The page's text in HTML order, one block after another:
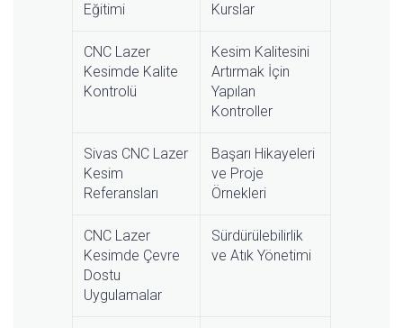
Eğitimi
Kurslar
CNC Lazer
Kesimde Kalite
Kontrolü
Kesim Kalitesini
Artırmak İçin
Yapılan
Kontroller
Sivas CNC Lazer
Kesim
Referansları
Başarı Hikayeleri
ve Proje
Örnekleri
CNC Lazer
Kesimde Çevre
Dostu
Uygulamalar
Sürdürülebilirlik
ve Atık Yönetimi